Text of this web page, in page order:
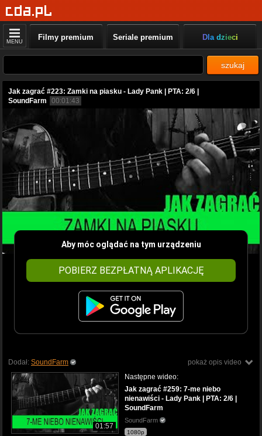
MENU Filmy premium Seriale premium Dla dzieci
szukaj
Jak zagrać #223: Zamki na piasku - Lady Pank | PTA: 2/6 |
SoundFarm
00:01:43
Aby móc oglądać na tym urządzeniu
POBIERZ BEZPŁATNĄ APLIKACJĘ
pokaż opis video
Dodał: SoundFarm
01:57
Następne wideo:
Jak zagrać #259: 7-me niebo
nienawiści - Lady Pank | PTA: 2/6 |
SoundFarm
SoundFarm
1080p